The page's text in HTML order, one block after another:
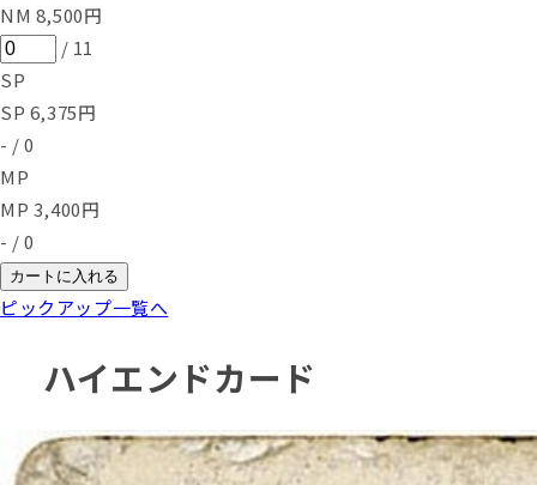
NM 8,500円
/ 11
SP
SP 6,375円
- / 0
MP
MP 3,400円
- / 0
カートに入れる
ピックアップ一覧へ
ハイエンドカード